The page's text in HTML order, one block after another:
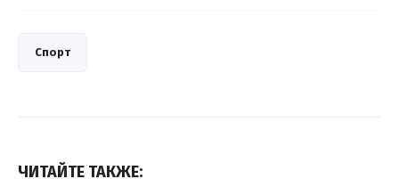
Спорт
ЧИТАЙТЕ ТАКЖЕ: